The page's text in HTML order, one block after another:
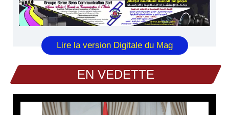
Lire la version Digitale du Mag
EN VEDETTE